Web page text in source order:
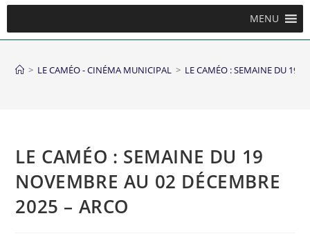
MENU
> LE CAMÉO - CINÉMA MUNICIPAL > LE CAMÉO : SEMAINE DU 19
LE CAMÉO : SEMAINE DU 19
NOVEMBRE AU 02 DÉCEMBRE
2025 – ARCO